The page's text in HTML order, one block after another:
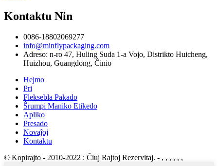
Kontaktu Nin
0086-18802069277
info@minflypackaging.com
Adreso: n-ro 47, Huling Suda 1-a Vojo, Distrikto Huicheng,
Huizhou, Guangdong, Ĉinio
Hejmo
Pri
Fleksebla Pakado
Ŝrumpi Maniko Etikedo
Apliko
Presado
Novaĵoj
Kontaktu
© Kopirajto - 2010-2022 : Ĉiuj Rajtoj Rezervitaj. - , , , , , ,